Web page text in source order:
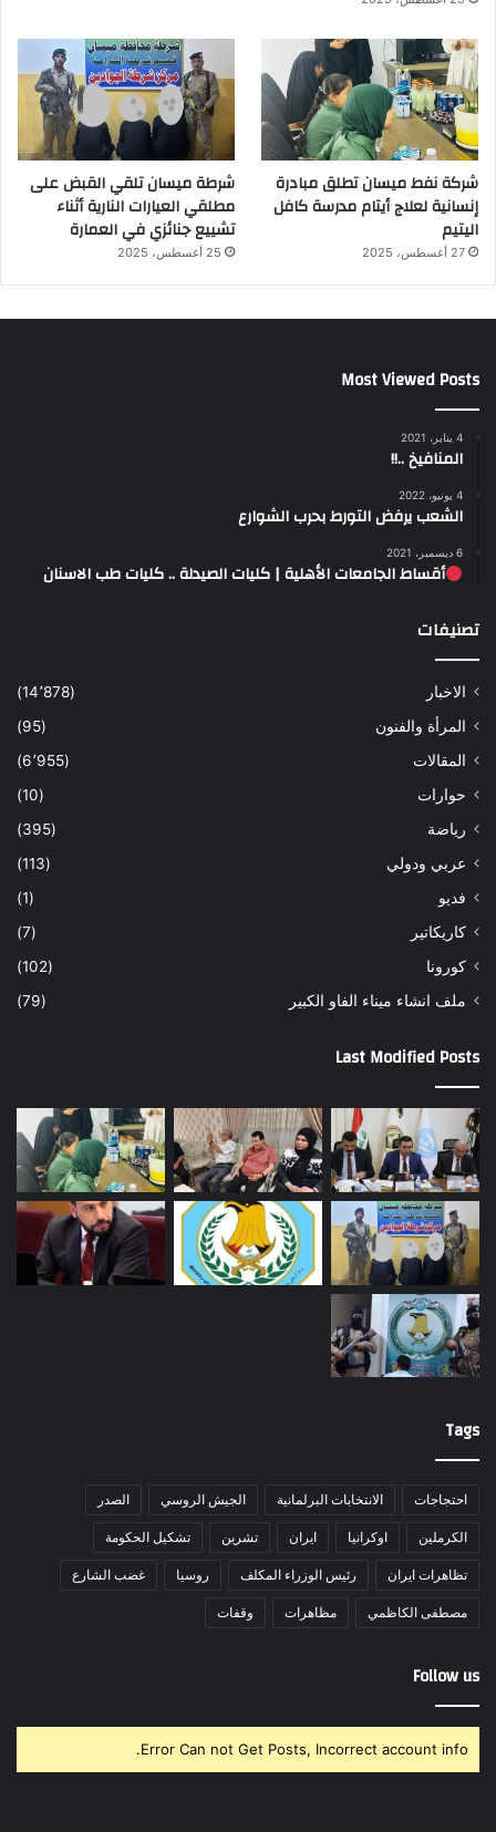
شركة نفط ميسان تطلق مبادرة
إنسانية لعلاج أيتام مدرسة كافل
اليتيم
27 أغسطس، 2025
شرطة ميسان تلقي القبض على
مطلقي العيارات النارية أثناء
تشييع جنائزي في العمارة
25 أغسطس، 2025
Most Viewed Posts
4 يناير، 2021
المنافيخ ..!!
4 يونيو، 2022
الشعب يرفض التورط بحرب الشوارع
6 ديسمبر، 2021
أقساط الجامعات الأهلية | كليات الصيدلة .. كليات طب الاسنان
تصنيفات
الاخبار
(14٬878)
المرأة والفنون
(95)
المقالات
(6٬955)
حوارات
(10)
رياضة
(395)
عربي ودولي
(113)
فديو
(1)
كاريكاتير
(7)
كورونا
(102)
ملف انشاء ميناء الفاو الكبير
(79)
Last Modified Posts
Tags
احتجاجات الانتخابات البرلمانية الجيش الروسي الصدر
الكرملين اوكرانيا ايران تشرين تشكيل الحكومة
تظاهرات ايران رئيس الوزراء المكلف روسيا غضب الشارع
مصطفى الكاظمي مظاهرات وقفات
Follow us
Error Can not Get Posts, Incorrect account info.